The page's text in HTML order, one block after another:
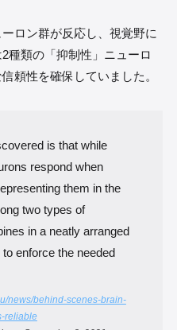
ロン群が反応し、視覚野に
種類の「抑制性」ニューロ
頼性を確保していました。
is that while
respond when
them in the
two types of
in a neatly arranged
enforce the needed
news/behind-scenes-brain-
reliable